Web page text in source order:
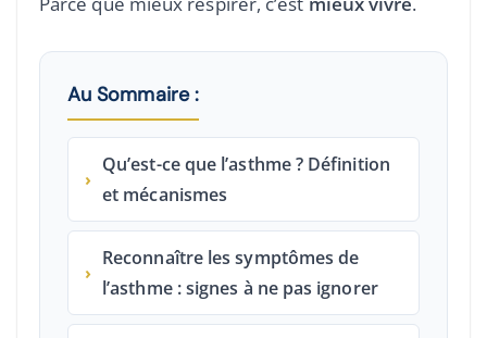
Au Sommaire :
›
Qu’est-ce que l’asthme ? Définition
et mécanismes
›
Reconnaître les symptômes de
l’asthme : signes à ne pas ignorer